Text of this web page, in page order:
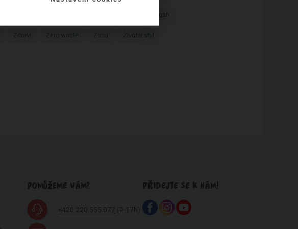
Vegan
Zdraví Zero waste Zima Životní styl
POMŮŽEME VÁM?
+420 220 555 077 (9-17h)
PŘIDEJTE SE K NÁM!